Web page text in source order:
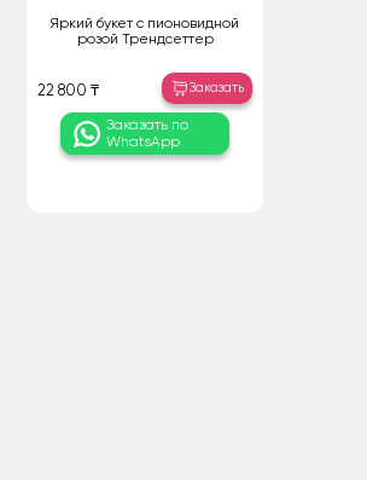
Яркий букет с пионовидной
розой Трендсеттер
22 800 ₸ Заказать
Заказать по
WhatsApp